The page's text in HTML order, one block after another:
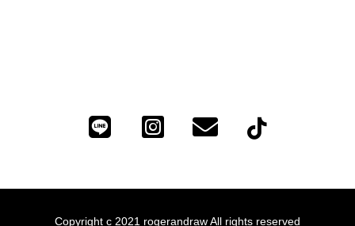
Copyright c 2021 rogerandraw All rights reserved